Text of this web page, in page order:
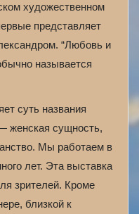
художественном
представляет
“Любовь и
называется
суть названия
женская сущность,
Мы работаем в
лет. Эта выставка
зрителей. Кроме
близкой к